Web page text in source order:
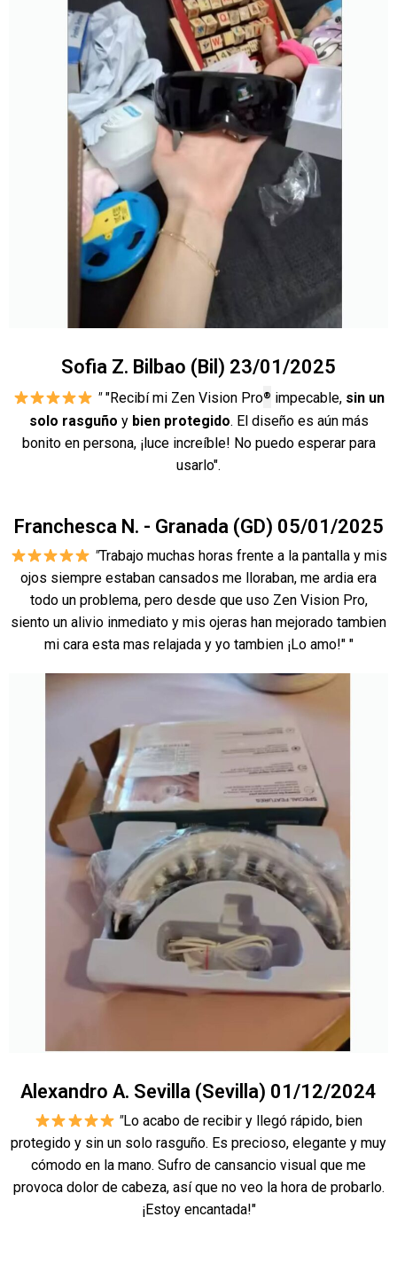
Sofia Z. Bilbao (Bil) 23/01/2025
""Recibí mi Zen Vision Pro® impecable, sin un
solo rasguño y bien protegido. El diseño es aún más
bonito en persona, ¡luce increíble! No puedo esperar para
usarlo".
Franchesca N. - Granada (GD) 05/01/2025
"Trabajo muchas horas frente a la pantalla y mis
ojos siempre estaban cansados me lloraban, me ardia era
todo un problema, pero desde que uso Zen Vision Pro,
siento un alivio inmediato y mis ojeras han mejorado tambien
mi cara esta mas relajada y yo tambien ¡Lo amo!" "
Alexandro A. Sevilla (Sevilla) 01/12/2024
"Lo acabo de recibir y llegó rápido, bien
protegido y sin un solo rasguño. Es precioso, elegante y muy
cómodo en la mano. Sufro de cansancio visual que me
provoca dolor de cabeza, así que no veo la hora de probarlo.
¡Estoy encantada!"